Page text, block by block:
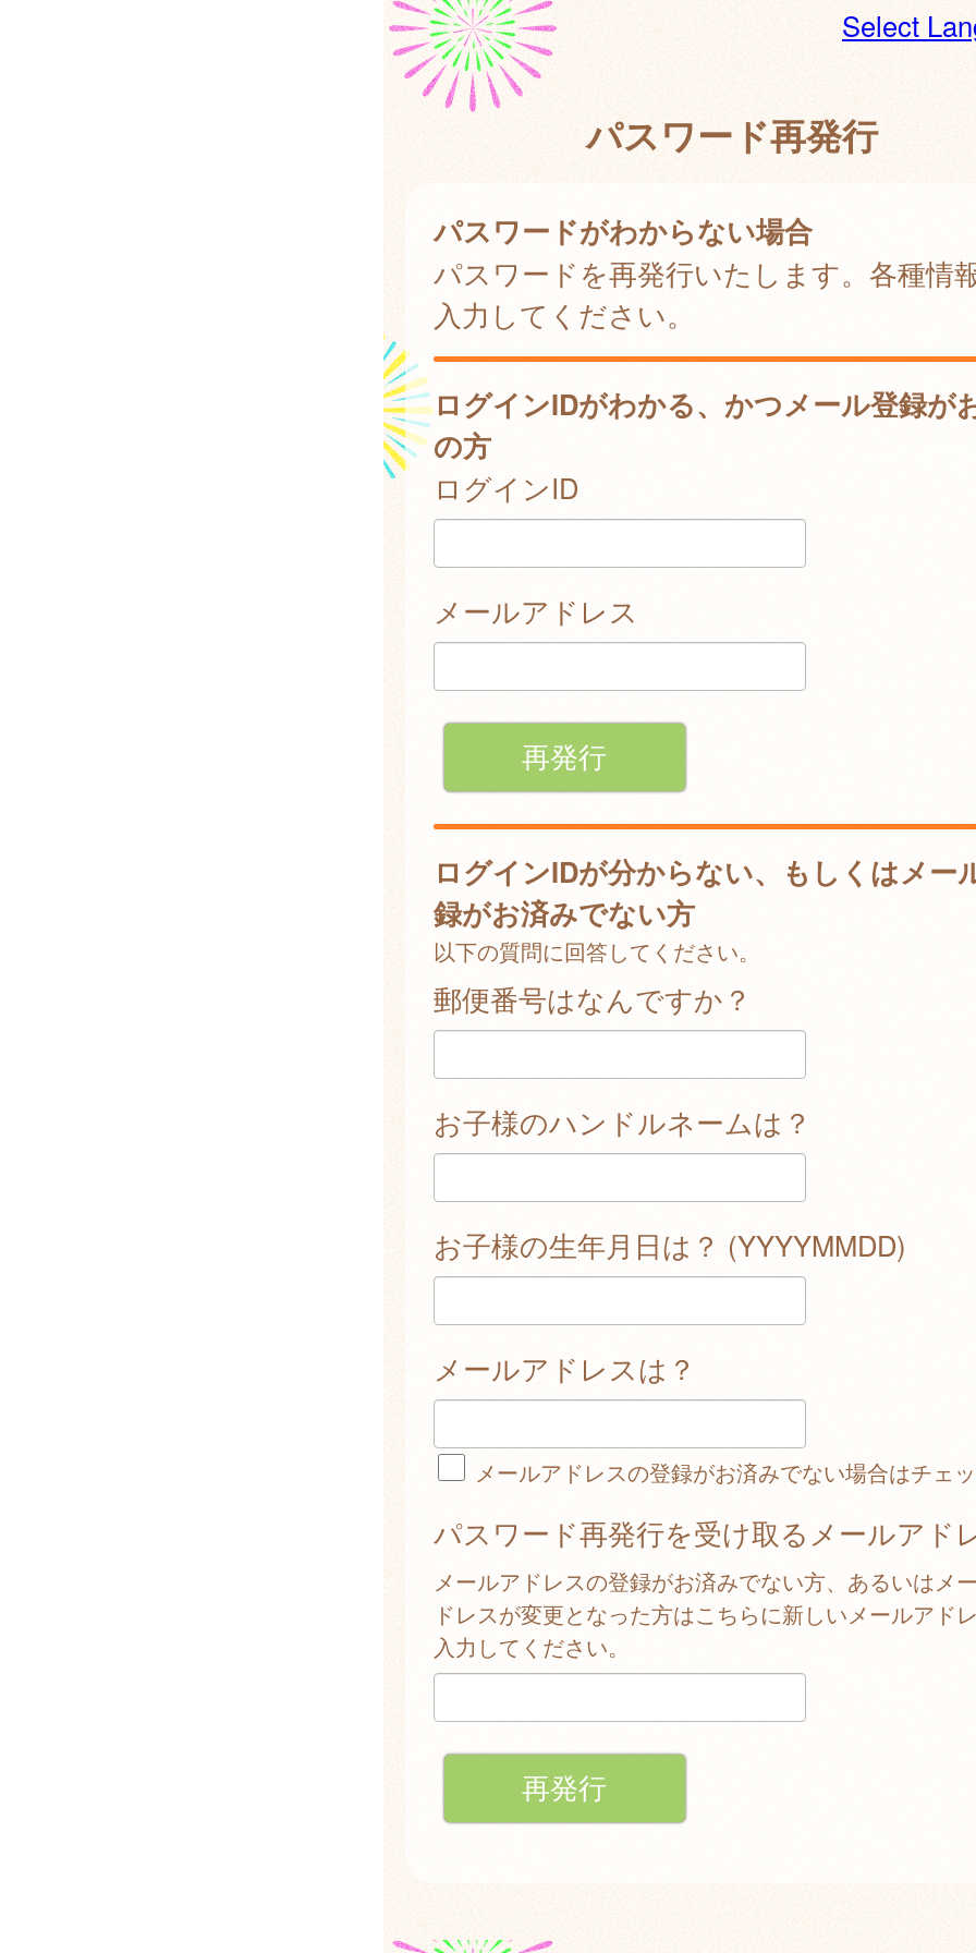
Select
パスワード再発行
パスワードがわからない場合
パスワードを再発行いたします。各種情
入力してください。
ログインIDがわかる、かつメール登録が
の方
ログインID
メールアドレス
ログインIDが分からない、もしくはメー
録がお済みでない方
以下の質問に回答してください。
郵便番号はなんですか？
お子様のハンドルネームは？
お子様の生年月日は？ (YYYYMMDD)
メールアドレスは？
メールアドレスの登録がお済みでない場合はチェ
パスワード再発行を受け取るメールアド
メールアドレスの登録がお済みでない方、あるいはメ
ドレスが変更となった方はこちらに新しいメールアド
入力してください。